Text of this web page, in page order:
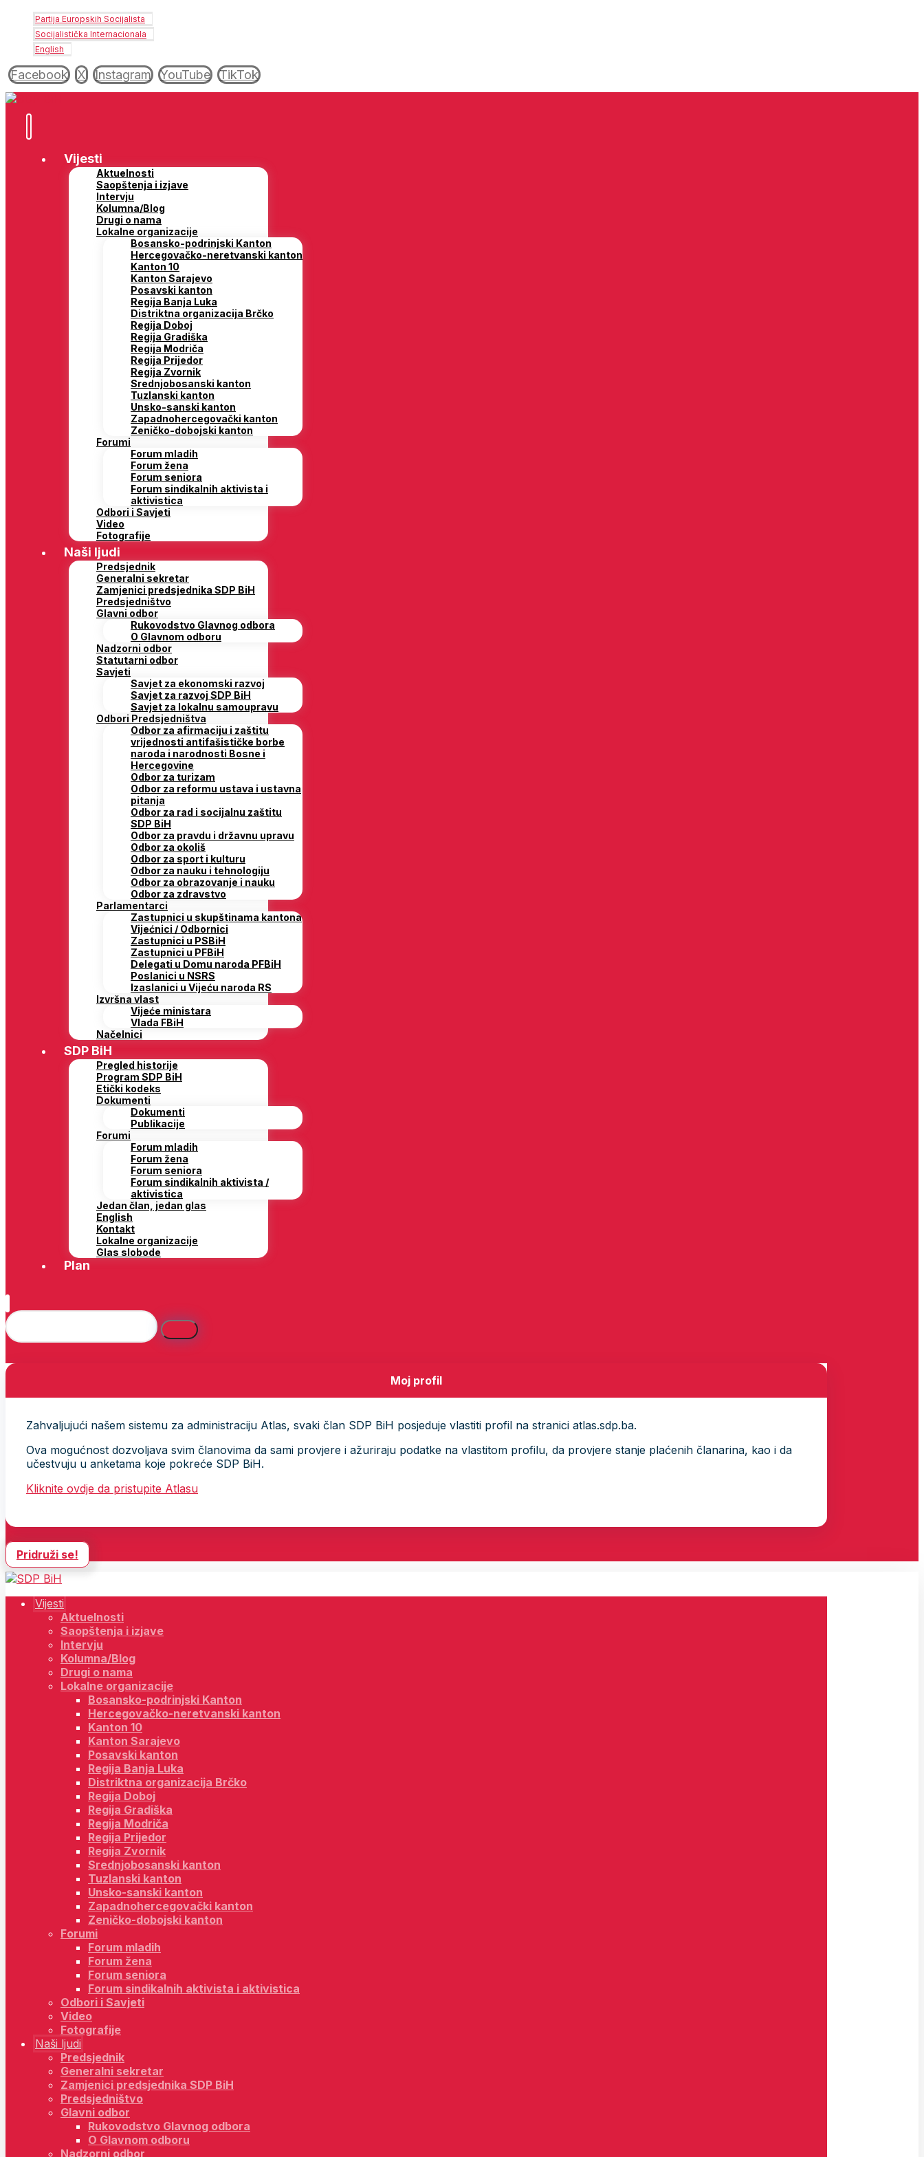
Partija Europskih Socijalista
Socijalistička Internacionala
English
Facebook X Instagram YouTube TikTok
Vijesti
Aktuelnosti
Saopštenja i izjave
Intervju
Kolumna/Blog
Drugi o nama
Lokalne organizacije
Bosansko-podrinjski Kanton
Hercegovačko-neretvanski kanton
Kanton 10
Kanton Sarajevo
Posavski kanton
Regija Banja Luka
Distriktna organizacija Brčko
Regija Doboj
Regija Gradiška
Regija Modriča
Regija Prijedor
Regija Zvornik
Srednjobosanski kanton
Tuzlanski kanton
Unsko-sanski kanton
Zapadnohercegovački kanton
Zeničko-dobojski kanton
Forumi
Forum mladih
Forum žena
Forum seniora
Forum sindikalnih aktivista i
aktivistica
Odbori i Savjeti
Video
Fotografije
Naši ljudi
Predsjednik
Generalni sekretar
Zamjenici predsjednika SDP BiH
Predsjedništvo
Glavni odbor
Rukovodstvo Glavnog odbora
O Glavnom odboru
Nadzorni odbor
Statutarni odbor
Savjeti
Savjet za ekonomski razvoj
Savjet za razvoj SDP BiH
Savjet za lokalnu samoupravu
Odbori Predsjedništva
Odbor za afirmaciju i zaštitu
vrijednosti antifašističke borbe
naroda i narodnosti Bosne i
Hercegovine
Odbor za turizam
Odbor za reformu ustava i ustavna
pitanja
Odbor za rad i socijalnu zaštitu
SDP BiH
Odbor za pravdu i državnu upravu
Odbor za okoliš
Odbor za sport i kulturu
Odbor za nauku i tehnologiju
Odbor za obrazovanje i nauku
Odbor za zdravstvo
Parlamentarci
Zastupnici u skupštinama kantona
Vijećnici / Odbornici
Zastupnici u PSBiH
Zastupnici u PFBiH
Delegati u Domu naroda PFBiH
Poslanici u NSRS
Izaslanici u Vijeću naroda RS
Izvršna vlast
Vijeće ministara
Vlada FBiH
Načelnici
SDP BiH
Pregled historije
Program SDP BiH
Etički kodeks
Dokumenti
Dokumenti
Publikacije
Forumi
Forum mladih
Forum žena
Forum seniora
Forum sindikalnih aktivista /
aktivistica
Jedan član, jedan glas
English
Kontakt
Lokalne organizacije
Glas slobode
Plan
Moj profil
Zahvaljujući našem sistemu za administraciju Atlas, svaki član SDP BiH posjeduje vlastiti profil na stranici atlas.sdp.ba.
Ova mogućnost dozvoljava svim članovima da sami provjere i ažuriraju podatke na vlastitom profilu, da provjere stanje plaćenih članarina, kao i da
učestvuju u anketama koje pokreće SDP BiH.
Kliknite ovdje da pristupite Atlasu
Pridruži se!
Vijesti
Aktuelnosti
Saopštenja i izjave
Intervju
Kolumna/Blog
Drugi o nama
Lokalne organizacije
Bosansko-podrinjski Kanton
Hercegovačko-neretvanski kanton
Kanton 10
Kanton Sarajevo
Posavski kanton
Regija Banja Luka
Distriktna organizacija Brčko
Regija Doboj
Regija Gradiška
Regija Modriča
Regija Prijedor
Regija Zvornik
Srednjobosanski kanton
Tuzlanski kanton
Unsko-sanski kanton
Zapadnohercegovački kanton
Zeničko-dobojski kanton
Forumi
Forum mladih
Forum žena
Forum seniora
Forum sindikalnih aktivista i aktivistica
Odbori i Savjeti
Video
Fotografije
Naši ljudi
Predsjednik
Generalni sekretar
Zamjenici predsjednika SDP BiH
Predsjedništvo
Glavni odbor
Rukovodstvo Glavnog odbora
O Glavnom odboru
Nadzorni odbor